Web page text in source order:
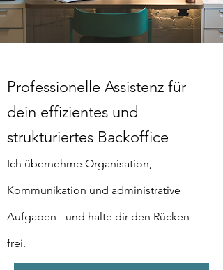
Professionelle Assistenz für
dein effizientes und
strukturiertes Backoffice
Ich übernehme Organisation,
Kommunikation und administrative
Aufgaben - und halte dir den Rücken
frei.